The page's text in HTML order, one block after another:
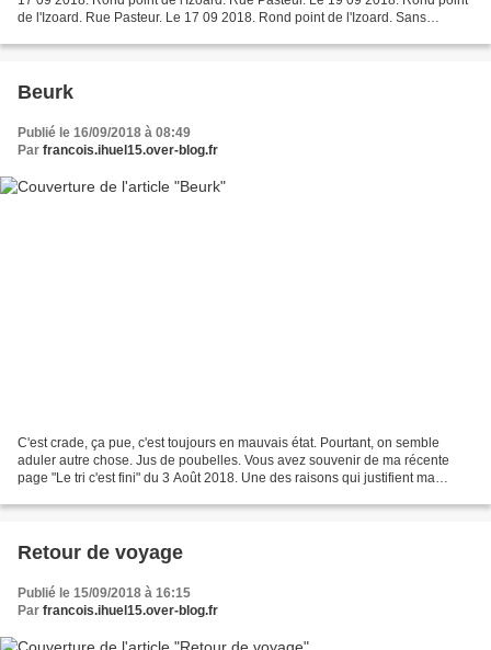
de l'Izoard. Rue Pasteur. Le 17 09 2018. Rond point de l'Izoard. Sans
Beurk
Publié le 16/09/2018 à 08:49
Par francois.ihuel15.over-blog.fr
C'est crade, ça pue, c'est toujours en mauvais état. Pourtant, on semble
aduler autre chose. Jus de poubelles. Vous avez souvenir de ma récente
page "Le tri c'est fini" du 3 Août 2018. Une des raisons qui justifient ma
Retour de voyage
Publié le 15/09/2018 à 16:15
Par francois.ihuel15.over-blog.fr